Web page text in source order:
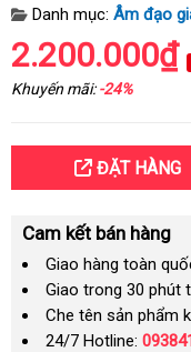
Danh mục: Âm đạo
2.200.000₫
Khuyến mãi:-24%
ĐẶT HÀNG
Cam kết bán hàng
Giao hàng toàn
Giao trong 30 phút
Che tên sản phẩm
24/7 Hotline: